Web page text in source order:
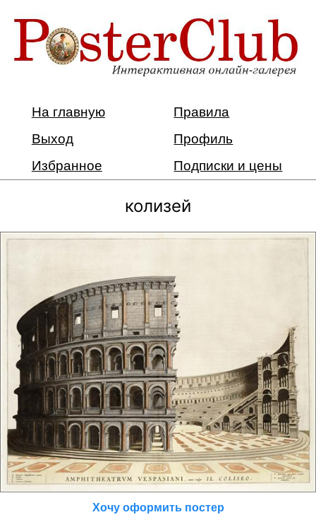
На главную
Правила
Выход
Профиль
Избранное
Подписки и цены
колизей
Хочу оформить постер